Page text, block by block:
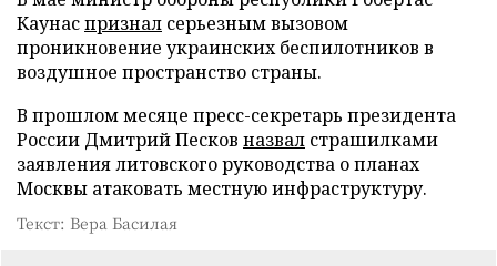
Каунаспризнал серьезным вызовом
проникновение украинских беспилотников в
воздушное пространство страны.
В прошлом месяце пресс-секретарь президента
России Дмитрий Песков назвал страшилками
заявления литовского руководства о планах
Москвы атаковать местную инфраструктуру.
Текст: Вера Басилая